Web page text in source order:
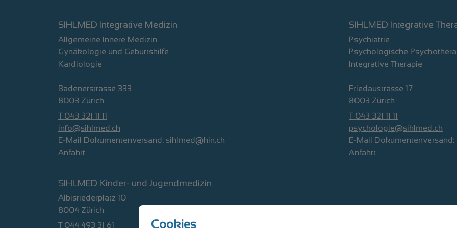
SIHLMED Integrative Medizin
Allgemeine Innere Medizin
Gynäkologie und Geburtshilfe
Kardiologie
Badenerstrasse 333
8003 Zürich
T 043 321 11 11
info@sihlmed.ch
E-Mail Dokumentenversand: sihlmed@hin.ch
Anfahrt
SIHLMED Integrative
Psychiatrie
Psychologische
Integrative Therapie
Friedaustrasse 17
8003 Zürich
T 043 321 11 11
psychologie@sihlmed.ch
E-Mail Dokumentenversand:
Anfahrt
SIHLMED Kinder- und Jugendmedizin
Albisriederplatz 10
8004 Zürich
T 044 493 31 61
Cookies